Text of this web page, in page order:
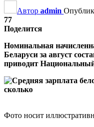
Автор admin
77
Поделится
Номинальная
Беларуси за август
приводит
Фото носит